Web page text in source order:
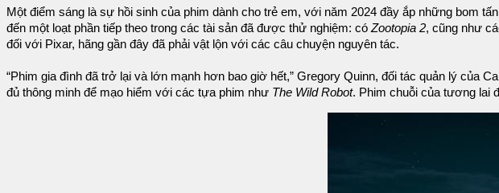
Một điểm sáng là sự hồi sinh của phim dành cho trẻ em, với năm 2024 đầy ắp những bom
đến một loạt phần tiếp theo trong các tài sản đã được thử nghiệm: cóZootopia 2, cũng như
đối với Pixar, hãng gần đây đã phải vật lộn với các câu chuyện nguyên tác.
“Phim gia đình đã trở lại và lớn mạnh hơn bao giờ hết,” Gregory Quinn, đối tác quản lý của
đủ thông minh để mạo hiểm với các tựa phim như The Wild Robot. Phim chuỗi của tương lai